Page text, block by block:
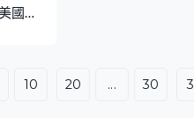
國財
10 20 ... 30